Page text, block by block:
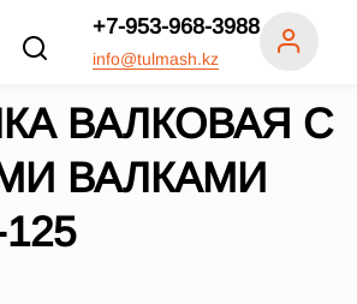
+7-953-968-3988
info@tulmash.kz
ВАЛКОВАЯ С
ВАЛКАМИ